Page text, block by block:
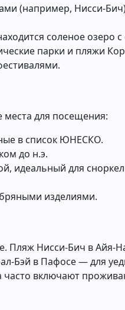
(например, Нисси-
соленое озеро
парки и пляжи
для посещения:
в список ЮНЕСКО.
до н.э.
идеальный для
изделиями.
Пляж Нисси-Бич в Айя-
Бэй в Пафосе — для
включают